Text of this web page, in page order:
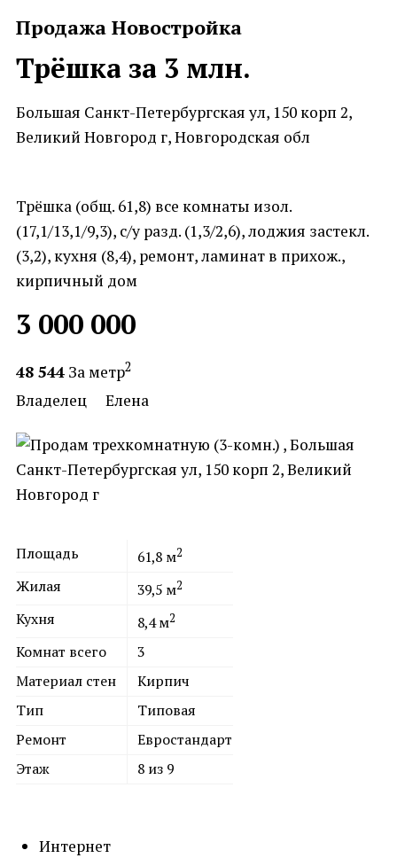
Продажа Новостройка
Трёшка за 3 млн.
Большая Санкт-Петербургская ул, 150 корп 2,
Великий Новгород г, Новгородская обл
Трёшка (общ. 61,8) все комнаты изол.
(17,1/13,1/9,3), с/у разд. (1,3/2,6), лоджия застекл.
(3,2), кухня (8,4), ремонт, ламинат в прихож.,
кирпичный дом
3 000 000
48 544За метр2
Владелец Елена
Площадь 61,8 м2
Жилая 39,5 м2
Кухня 8,4м2
Комнат всего
3
Материал стен
Кирпич
Тип
Типовая
Ремонт
Евростандарт
Этаж
8 из 9
Интернет